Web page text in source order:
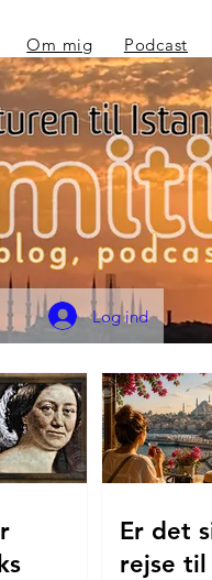
Om mig Podcast
Log ind
Er det
rejse til